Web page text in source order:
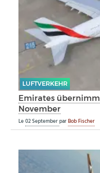
LUFTVERKEHR
Emirates
November
Le02 SeptemberparBob Fischer